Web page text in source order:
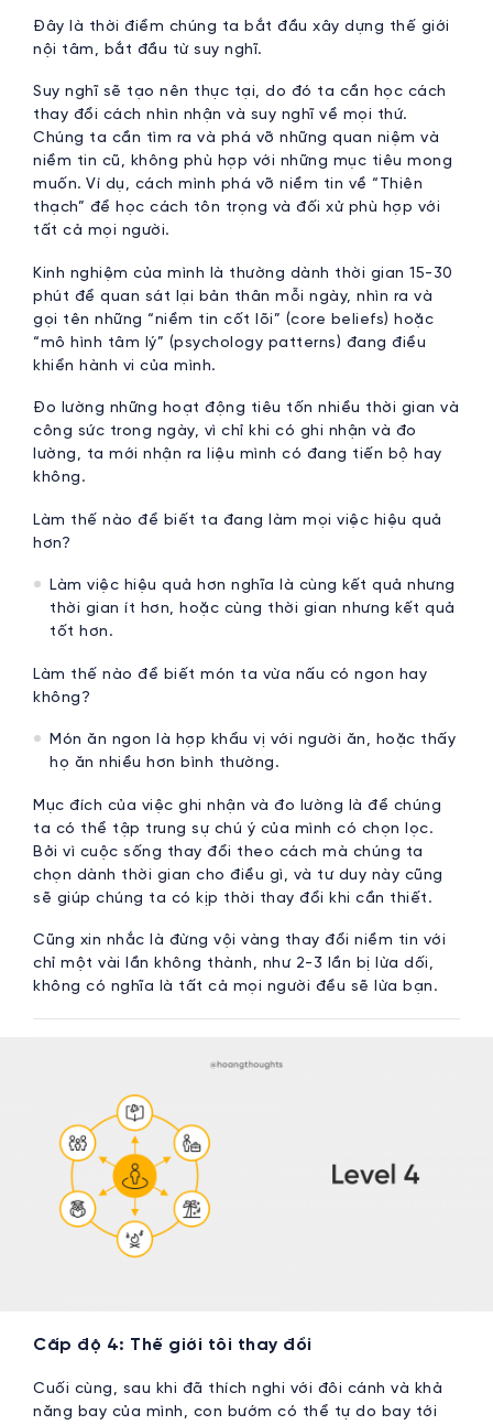
Đây là thời điểm chúng ta bắt đầu xây dựng thế giới
nội tâm, bắt đầu từ suy nghĩ.
Suy nghĩ sẽ tạo nên thực tại, do đó ta cần học cách
thay đổi cách nhìn nhận và suy nghĩ về mọi thứ.
Chúng ta cần tìm ra và phá vỡ những quan niệm và
niềm tin cũ, không phù hợp với những mục tiêu mong
muốn. Ví dụ, cách mình phá vỡ niềm tin về “Thiên
thạch” để học cách tôn trọng và đối xử phù hợp với
tất cả mọi người.
Kinh nghiệm của mình là thường dành thời gian 15-30
phút để quan sát lại bản thân mỗi ngày, nhìn ra và
gọi tên những “niềm tin cốt lõi” (core beliefs) hoặc
“mô hình tâm lý” (psychology patterns) đang điều
khiển hành vi của mình.
Đo lường những hoạt động tiêu tốn nhiều thời gian và
công sức trong ngày, vì chỉ khi có ghi nhận và đo
lường, ta mới nhận ra liệu mình có đang tiến bộ hay
không.
Làm thế nào để biết ta đang làm mọi việc hiệu quả
hơn?
Làm việc hiệu quả hơn nghĩa là cùng kết quả nhưng
thời gian ít hơn, hoặc cùng thời gian nhưng kết quả
tốt hơn.
Làm thế nào để biết món ta vừa nấu có ngon hay
không?
Món ăn ngon là hợp khẩu vị với người ăn, hoặc thấy
họ ăn nhiều hơn bình thường.
Mục đích của việc ghi nhận và đo lường là để chúng
ta có thể tập trung sự chú ý của mình có chọn lọc.
Bởi vì cuộc sống thay đổi theo cách mà chúng ta
chọn dành thời gian cho điều gì, và tư duy này cũng
sẽ giúp chúng ta có kịp thời thay đổi khi cần thiết.
Cũng xin nhắc là đừng vội vàng thay đổi niềm tin với
chỉ một vài lần không thành, như 2-3 lần bị lừa dối,
không có nghĩa là tất cả mọi người đều sẽ lừa bạn.
Cấp độ 4: Thế giới tôi thay đổi
Cuối cùng, sau khi đã thích nghi với đôi cánh và khả
năng bay của mình, con bướm có thể tự do bay tới